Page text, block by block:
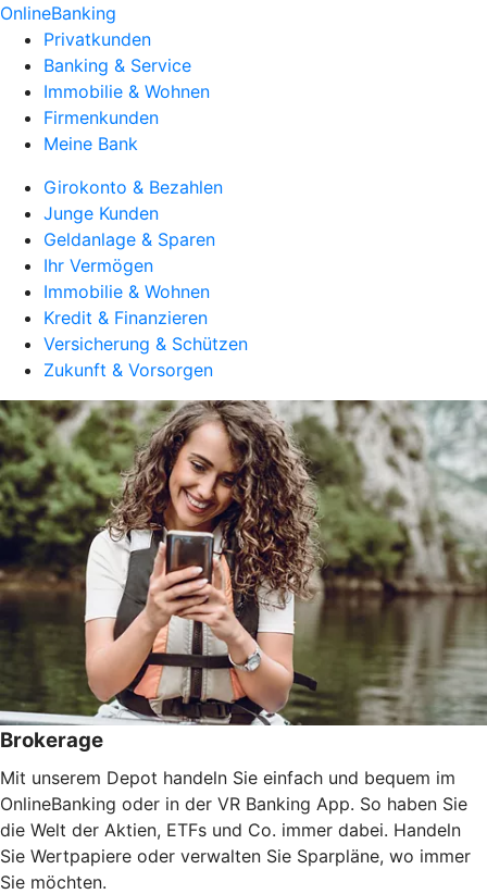
OnlineBanking
Privatkunden
Banking & Service
Immobilie & Wohnen
Firmenkunden
Meine Bank
Girokonto & Bezahlen
Junge Kunden
Geldanlage & Sparen
Ihr Vermögen
Immobilie & Wohnen
Kredit & Finanzieren
Versicherung & Schützen
Zukunft & Vorsorgen
Brokerage
Mit unserem Depot handeln Sie einfach und bequem im
OnlineBanking oder in der VR Banking App. So haben Sie
die Welt der Aktien, ETFs und Co. immer dabei. Handeln
Sie Wertpapiere oder verwalten Sie Sparpläne, wo immer
Sie möchten.